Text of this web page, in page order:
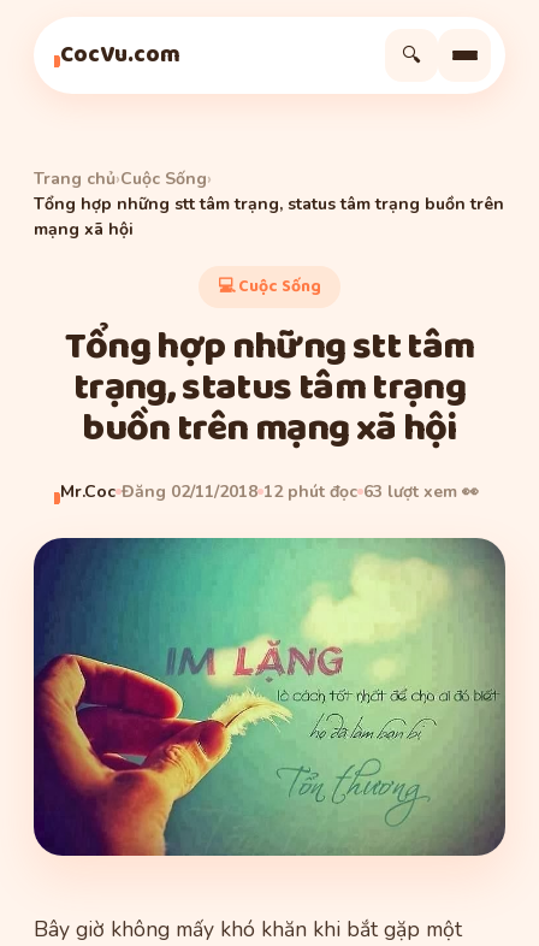
CocVu.com 🔍
Trang chủ›Cuộc Sống›
Tổng hợp những stt tâm trạng, status tâm trạng buồn trên
mạng xã hội
💻 Cuộc Sống
Tổng hợp những stt tâm
trạng, status tâm trạng
buồn trên mạng xã hội
Mr.Coc Đăng 02/11/2018 12 phút đọc 63 lượt xem 👀
Bây giờ không mấy khó khăn khi bắt gặp một
Cuộc Sống
Thủ Thuật
Cuộc Sống